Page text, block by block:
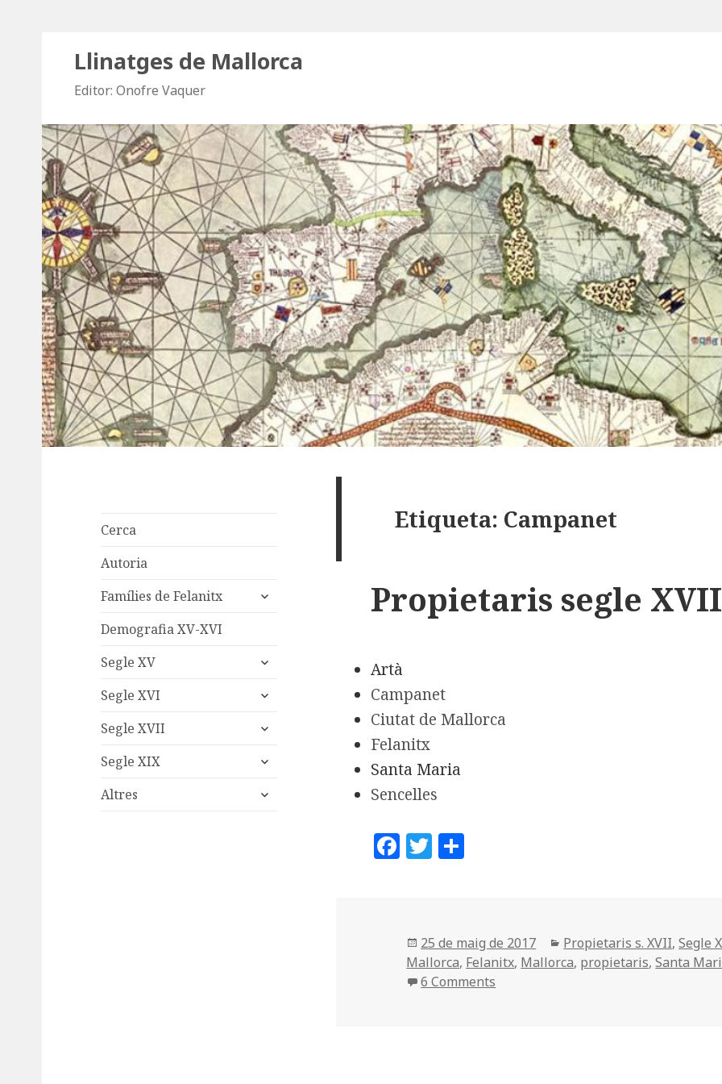
Llinatges de Mallorca
Editor: Onofre Vaquer
Cerca
Autoria
Famílies de Felanitx
expand
Demografia XV-XVI
Segle XV
expand
menu
Segle XVI
expand
menu
Segle XVII
expand
menu
Segle XIX
expand
menu
Altres
expand
Etiqueta: Campanet
Propietaris segle XVII
Artà
Campanet
Ciutat de Mallorca
Felanitx
Santa Maria
Sencelles
F
b
o
T
r a
rt
Posted
on
25 de maig de 2017 Categories
Propietaris s. XVII,Segle
Mallorca, Felanitx, Mallorca, propietaris,Santa
6 Comments